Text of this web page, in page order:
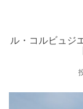
ル・コルビュジ